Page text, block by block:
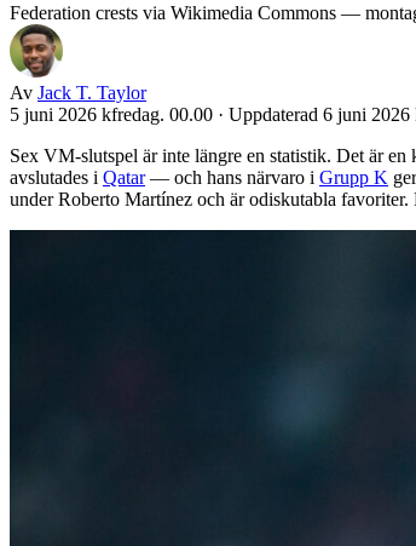
Federation crests via Wikimedia Commons —
Av Jack T. Taylor
5 juni 2026 kfredag. 00.00 · Uppdaterad 6 juni 2026
Sex VM-slutspel är inte längre en statistik. Det är en
avslutades i Qatar— och hans närvaro i Grupp K
under Roberto Martínez och är odiskutabla favoriter.